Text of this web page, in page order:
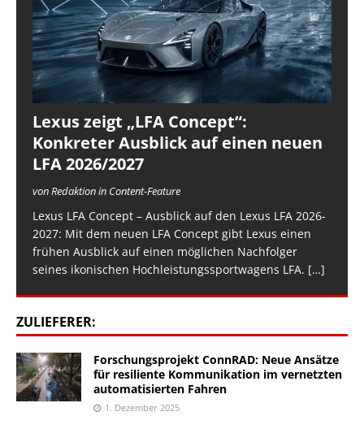
Lexus zeigt „LFA Concept“:
Konkreter Ausblick auf einen neuen
LFA 2026/2027
von Redaktion in Content-Feature
Lexus LFA Concept – Ausblick auf den Lexus LFA 2026-
2027: Mit dem neuen LFA Concept gibt Lexus einen
frühen Ausblick auf einen möglichen Nachfolger
seines ikonischen Hochleistungssportwagens LFA. […]
ZULIEFERER:
Forschungsprojekt ConnRAD: Neue Ansätze
für resiliente Kommunikation im vernetzten
automatisierten Fahren
1. Dezember 2025